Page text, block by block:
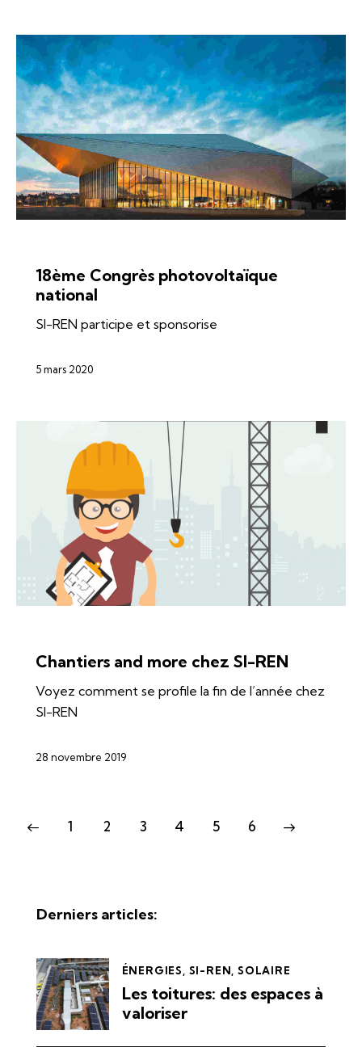
18ème Congrès photovoltaïque
national
SI-REN participe et sponsorise
5 mars 2020
Chantiers and more chez SI-REN
Voyez comment se profile la fin de l’année chez
SI-REN
28 novembre 2019
1 2 3 4 5 6
Derniers articles:
ÉNERGIES SI-REN SOLAIRE
Les toitures: des espaces à
valoriser